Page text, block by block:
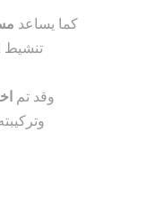
كما يساعد
تنشيط
وقد تم